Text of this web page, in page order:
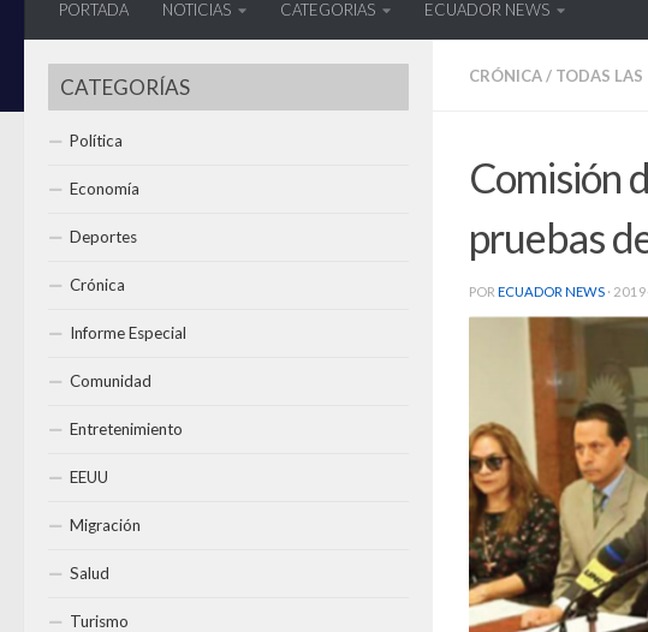
PORTADA NOTICIAS CATEGORIAS ECUADOR NEWS
CRÓNICA/ TODAS
Comisión
pruebas
POR ECUADOR NEWS ·
CATEGORÍAS
Política
Economía
Deportes
Crónica
Informe Especial
Comunidad
Entretenimiento
EEUU
Migración
Salud
Turismo